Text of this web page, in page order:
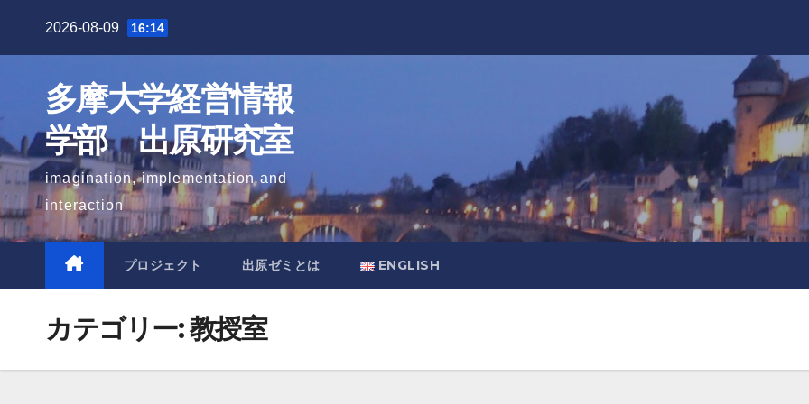
2026-08-09 16:14
多摩大学経営情報
学部 出原研究室
imagination, implementation and
interaction
プロジェクト 出原ゼミとは ENGLISH
カテゴリー:教授室